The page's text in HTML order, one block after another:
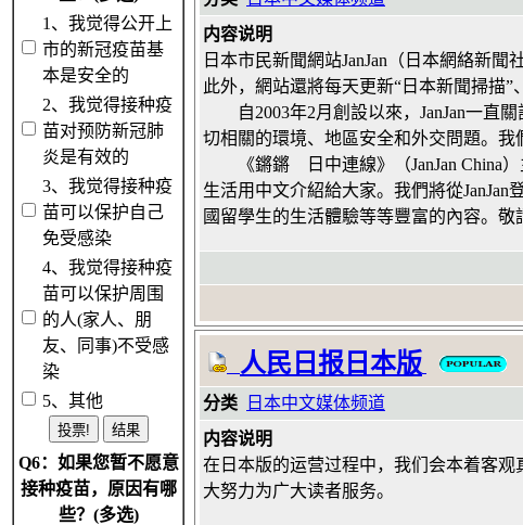
1、我觉得公开上
市的新冠疫苗基
本是安全的
2、我觉得接种疫
苗对预防新冠肺
炎是有效的
3、我觉得接种疫
苗可以保护自己
免受感染
4、我觉得接种疫
苗可以保护周围
的人(家人、朋
友、同事)不受感
染
5、其他
Q6：如果您暂不愿意
接种疫苗，原因有哪
些？(多选)
内容说明
日本市民新聞網站JanJan（日本網絡新
此外，網站還將每天更新“日本新聞掃描”
自2003年2月創設以來，JanJan一直關
切相關的環境、地區安全和外交問題。我
《鏘鏘 日中連線》（JanJan China）
生活用中文介紹給大家。我們將從
國留學生的生活體驗等等豐富的內容。敬
人民日报日本版
分类
日本中文媒体频道
内容说明
在日本版的运营过程中，我们会本着客
大努力为广大读者服务。